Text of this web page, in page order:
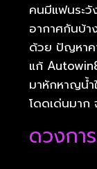
คนมีแฟนระวั
อากาศกันบ้า
ด้วย ปัญหาค
แก้
มาหักหาญน้
โดดเด่นมาก
ดวงกา